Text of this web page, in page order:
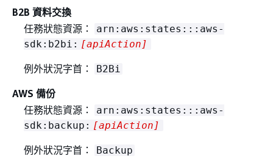
B2B 資料交換
任務狀態資源：
arn:aws:states:::aws-
sdk:b2bi: [apiAction]
例外狀況字首： B2Bi
AWS 備份
任務狀態資源：
arn:aws:states:::aws-
sdk:backup: [apiAction]
例外狀況字首： Backup